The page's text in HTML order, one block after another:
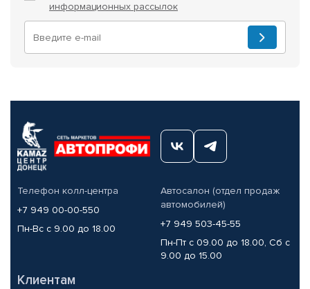
информационных рассылок
Телефон колл-центра
+7 949 00-00-550
Пн-Вс с 9.00 до 18.00
Автосалон (отдел продаж
автомобилей)
+7 949 503-45-55
Пн-Пт с 09.00 до 18.00, Сб с
9.00 до 15.00
Клиентам